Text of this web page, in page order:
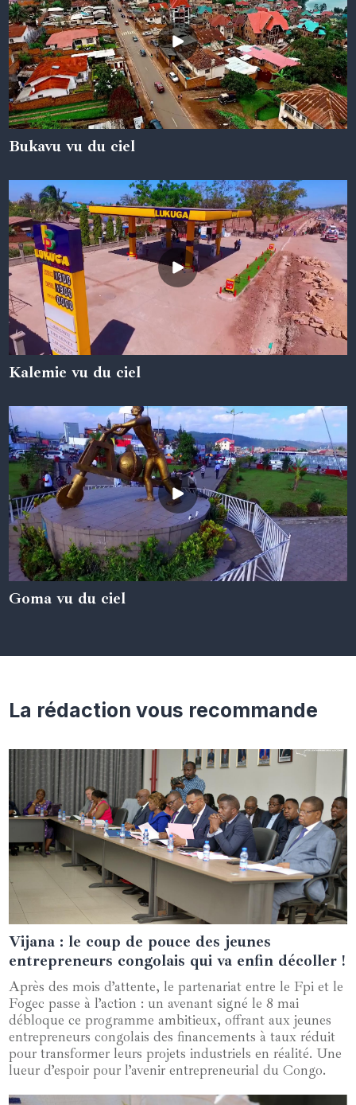
05 juin 2024
Bukavu vu du ciel
05 juin 2024
Kalemie vu du ciel
05 juin 2024
Goma vu du ciel
La rédaction vous recommande
11 mai 2025
Vijana : le coup de pouce des jeunes
entrepreneurs congolais qui va enfin décoller !
Après des mois d’attente, le partenariat entre le Fpi et le
Fogec passe à l’action : un avenant signé le 8 mai
débloque ce programme ambitieux, offrant aux jeunes
entrepreneurs congolais des financements à taux réduit
pour transformer leurs projets industriels en réalité. Une
lueur d’espoir pour l’avenir entrepreneurial du Congo.